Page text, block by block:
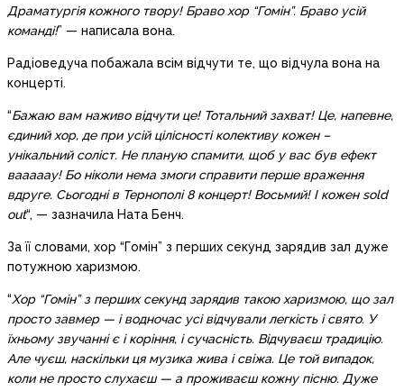
Драматургія кожного твору! Браво хор “Гомін”. Браво усій
команді!” — написала вона.
Радіоведуча побажала всім відчути те, що відчула вона на
концерті.
“Бажаю вам наживо відчути це! Тотальний захват! Це, напевне,
єдиний хор, де при усій цілісності колективу кожен –
унікальний соліст. Не планую спамити, щоб у вас був ефект
вааааау! Бо ніколи нема змоги справити перше враження
вдруге. Сьогодні в Тернополі 8 концерт! Восьмий! І кожен sold
out“, — зазначила Ната Бенч.
За її словами, хор “Гомін” з перших секунд зарядив зал дуже
потужною харизмою.
“Хор “Гомін” з перших секунд зарядив такою харизмою, що зал
просто завмер — і водночас усі відчували легкість і свято. У
їхньому звучанні є і коріння, і сучасність. Відчуваєш традицію.
Але чуєш, наскільки ця музика жива і свіжа. Це той випадок,
коли не просто слухаєш — а проживаєш кожну пісню. Дуже